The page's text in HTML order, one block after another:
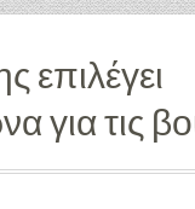
επιλέγει
για τις